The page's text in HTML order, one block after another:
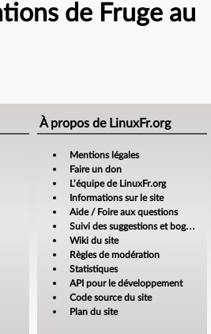
de Fruge au
À propos de LinuxFr.org
Mentions légales
Faire un don
L’équipe de LinuxFr.org
Informations sur le site
Aide / Foire aux questions
Suivi des suggestions et bogues
Wiki du site
Règles de modération
Statistiques
API pour le développement
Code source du site
Plan du site